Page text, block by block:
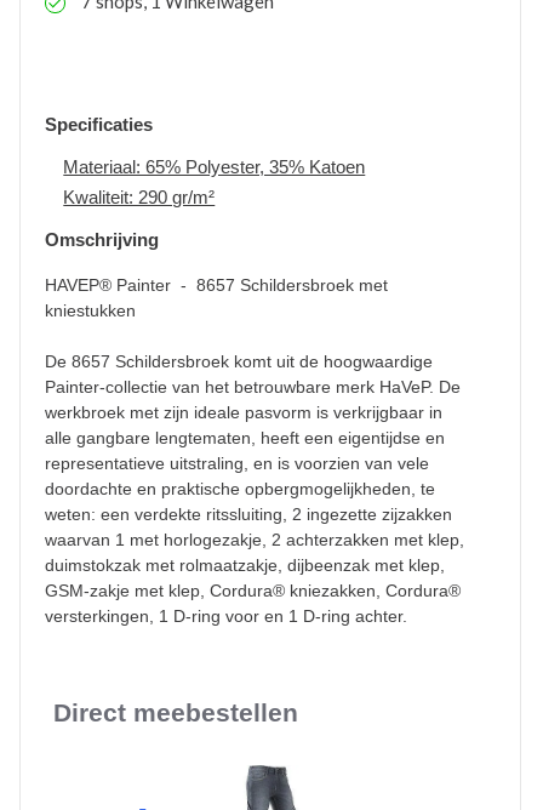
Specificaties
Materiaal: 65% Polyester, 35% Katoen
Kwaliteit: 290 gr/m²
Omschrijving
HAVEP® Painter - 8657 Schildersbroek met
kniestukken
De 8657 Schildersbroek komt uit de hoogwaardige
Painter-collectie van het betrouwbare merk HaVeP. De
werkbroek met zijn ideale pasvorm is verkrijgbaar in
alle gangbare lengtematen, heeft een eigentijdse en
representatieve uitstraling, en is voorzien van vele
doordachte en praktische opbergmogelijkheden, te
weten: een verdekte ritssluiting, 2 ingezette zijzakken
waarvan 1 met horlogezakje, 2 achterzakken met klep,
duimstokzak met rolmaatzakje, dijbeenzak met klep,
GSM-zakje met klep, Cordura® kniezakken, Cordura®
versterkingen, 1 D-ring voor en 1 D-ring achter.
Slideshow
Direct meebestellen